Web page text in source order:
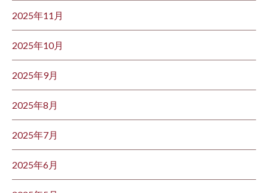
2025年11月
2025年10月
2025年9月
2025年8月
2025年7月
2025年6月